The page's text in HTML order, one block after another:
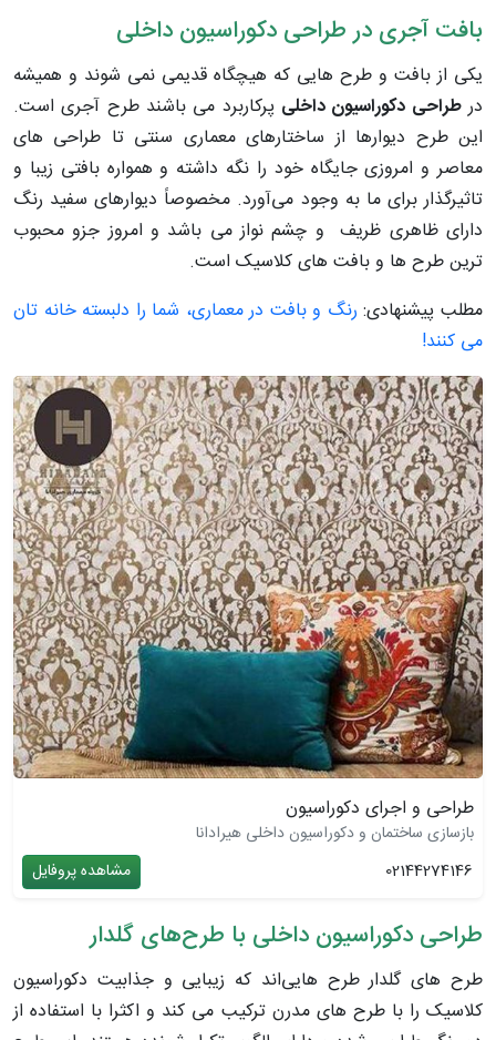
بافت آجری در طراحی دکوراسیون داخلی
یکی از بافت و طرح هایی که هیچگاه قدیمی نمی شوند و همیشه
درطراحی دکوراسیون داخلی پرکاربرد می باشند طرح آجری است.
این طرح دیوارها از ساختارهای معماری سنتی تا طراحی های
معاصر و امروزی جایگاه خود را نگه داشته و همواره بافتی زیبا و
تاثیرگذار برای ما به وجود می‌آورد. مخصوصاً دیوارهای سفید رنگ
دارای ظاهری ظریف و چشم ‌نواز می باشد و امروز جزو محبوب
ترین طرح ها و بافت های کلاسیک است.
مطلب پیشنهادی: رنگ و بافت در معماری، شما را دلبسته خانه تان
می کنند!
طراحی و اجرای دکوراسیون
بازسازی ساختمان و دکوراسیون داخلی هیرادانا
02144274146
مشاهده پروفایل
طراحی دکوراسیون داخلی با طرح‌های گلدار
طرح های گلدار طرح هایی‌اند که زیبایی و جذابیت دکوراسیون
کلاسیک را با طرح های مدرن ترکیب می کند و اکثرا با استفاده از